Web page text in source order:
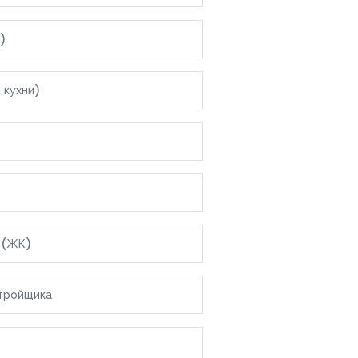
Автономной